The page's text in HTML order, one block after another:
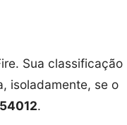
Sua classificação
isoladamente, se o
.